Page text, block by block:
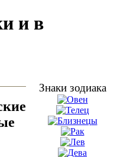
и в
Знаки зодиака